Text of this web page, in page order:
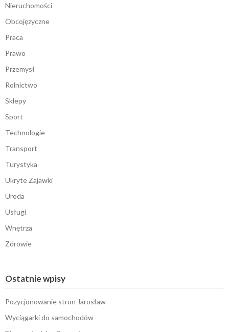
Nieruchomości
Obcojęzyczne
Praca
Prawo
Przemysł
Rolnictwo
Sklepy
Sport
Technologie
Transport
Turystyka
Ukryte Zajawki
Uroda
Usługi
Wnętrza
Zdrowie
Ostatnie wpisy
Pozycjonowanie stron Jarosław
Wyciągarki do samochodów